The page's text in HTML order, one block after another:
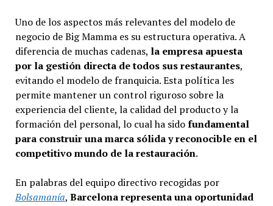
Uno de los aspectos más relevantes del modelo de
negocio de Big Mamma es su estructura operativa. A
diferencia de muchas cadenas, la empresa apuesta
por la gestión directa de todos sus restaurantes,
evitando el modelo de franquicia. Esta política les
permite mantener un control riguroso sobre la
experiencia del cliente, la calidad del producto y la
formación del personal, lo cual ha sidofundamental
para construir una marca sólida y reconocible en el
competitivo mundo de la restauración.
En palabras del equipo directivo recogidas por
Bolsamanía, Barcelona representa una oportunidad